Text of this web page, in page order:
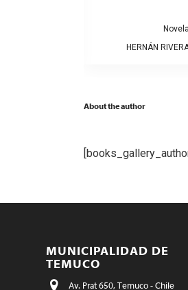
Novela
HERNÁN
About the author
MUNICIPALIDAD DE
TEMUCO
Av. Prat 650, Temuco - Chile